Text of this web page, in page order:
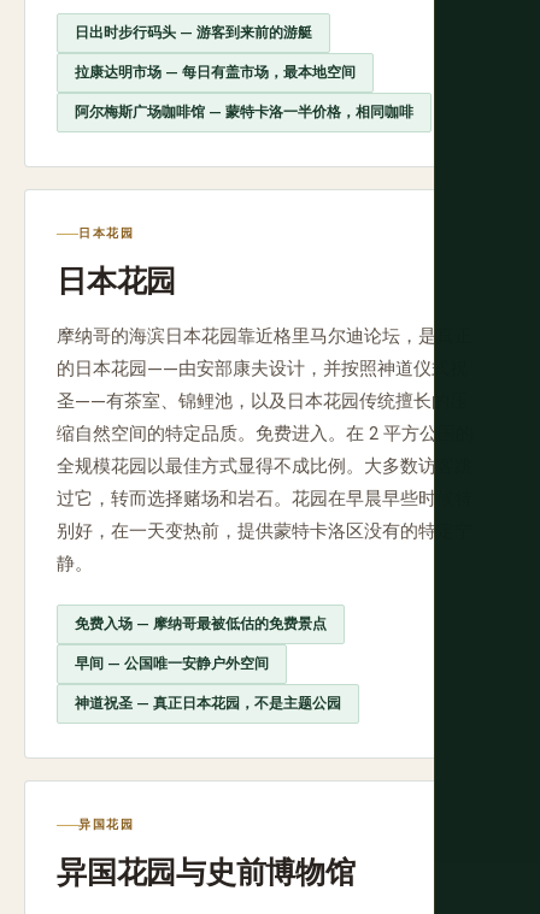
日出时步行码头 — 游客到来前的游艇
拉康达明市场 — 每日有盖市场，最本地空间
阿尔梅斯广场咖啡馆 — 蒙特卡洛一半价格，相同咖啡
日本花园
日本花园
摩纳哥的海滨日本花园靠近格里马尔迪论坛，是真正
的日本花园——由安部康夫设计，并按照神道仪式祝
圣——有茶室、锦鲤池，以及日本花园传统擅长的压
缩自然空间的特定品质。免费进入。在 2 平方公国的
全规模花园以最佳方式显得不成比例。大多数访客跳
过它，转而选择赌场和岩石。花园在早晨早些时候特
别好，在一天变热前，提供蒙特卡洛区没有的特定宁
静。
免费入场 — 摩纳哥最被低估的免费景点
早间 — 公国唯一安静户外空间
神道祝圣 — 真正日本花园，不是主题公园
异国花园
异国花园与史前博物馆